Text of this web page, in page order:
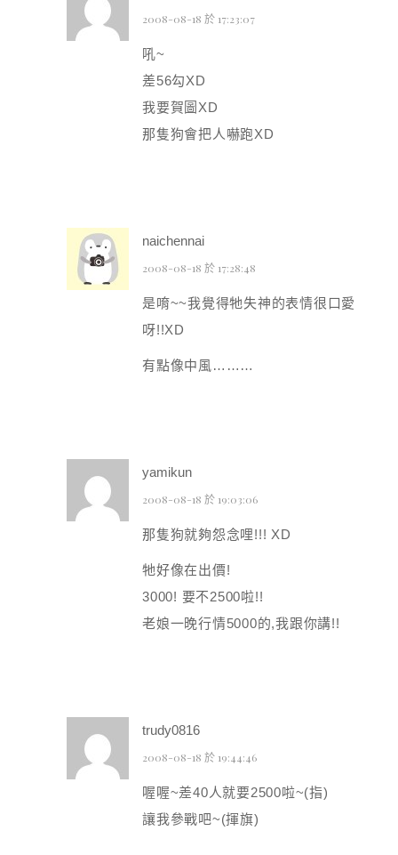
2008-08-18 於 17:23:07
吼~
差56勾XD
我要賀圖XD
那隻狗會把人嚇跑XD
naichennai
2008-08-18 於 17:28:48
是唷~~我覺得牠失神的表情很口愛
呀!!XD
有點像中風………
yamikun
2008-08-18 於 19:03:06
那隻狗就夠怨念哩!!! XD
牠好像在出價!
3000! 要不2500啦!!
老娘一晚行情5000的,我跟你講!!
trudy0816
2008-08-18 於 19:44:46
喔喔~差40人就要2500啦~(指)
讓我參戰吧~(揮旗)